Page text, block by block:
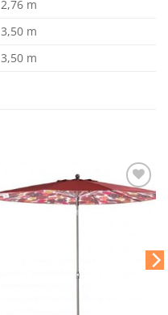
2,76 m
3,50 m
3,50 m
Dodaj